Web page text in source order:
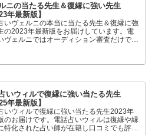
ニの当たる先生＆復縁に強い先生
年最新版】
いヴェルニの本当に当たる先生＆復縁に強
の2023年最新版をお届けしています。電
ヴェルニではオーディション審査だけでな
。
いウィルで復縁に強い当たる先生
年最新版】
いウィルで復縁に強い当たる先生2023年
のお届けです。電話占いウィルは復縁や縁
特化された占い師が在籍し口コミでも評